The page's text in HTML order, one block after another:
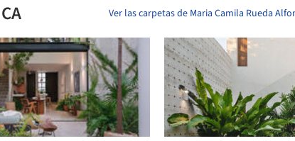
Ver las carpetas de Maria Camila Rueda